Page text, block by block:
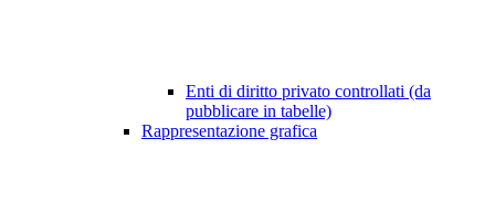
Enti di diritto privato controllati (da
pubblicare in tabelle)
Rappresentazione grafica